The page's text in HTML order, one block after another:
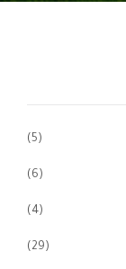
(5)
(6)
(4)
(29)